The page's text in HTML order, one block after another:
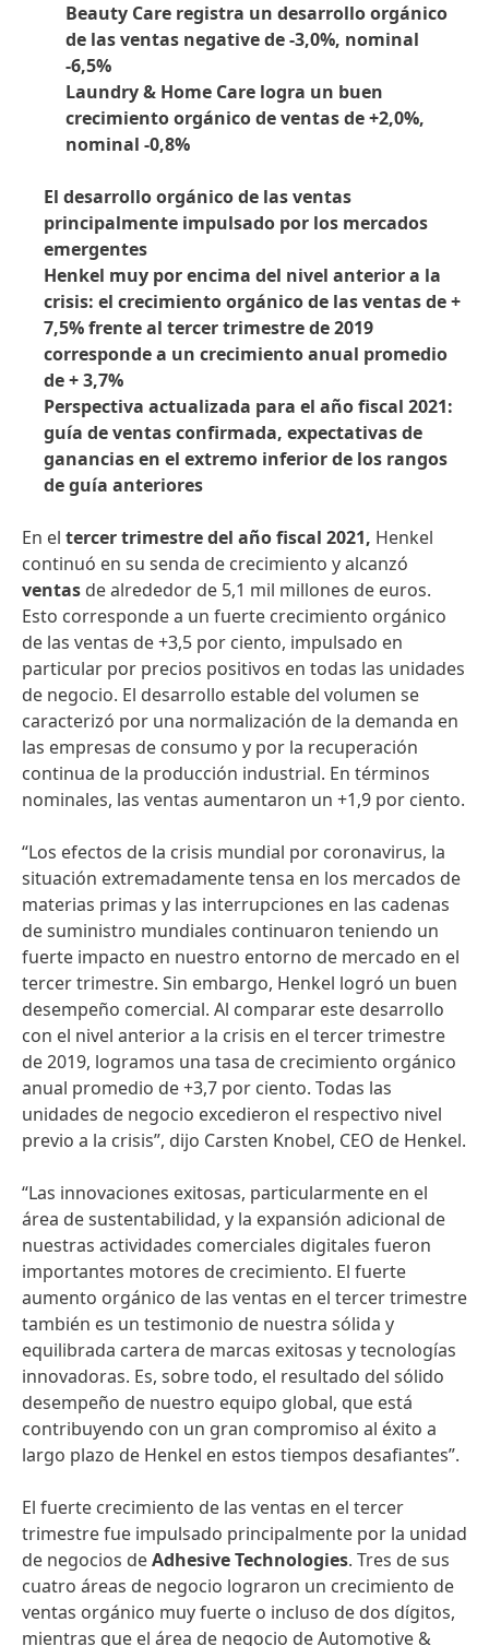
Beauty Care registra un desarrollo orgánico
de las ventas negative de -3,0%, nominal
-6,5%
Laundry & Home Care logra un buen
crecimiento orgánico de ventas de +2,0%,
nominal -0,8%
El desarrollo orgánico de las ventas
principalmente impulsado por los mercados
emergentes
Henkel muy por encima del nivel anterior a la
crisis: el crecimiento orgánico de las ventas de +
7,5% frente al tercer trimestre de 2019
corresponde a un crecimiento anual promedio
de + 3,7%
Perspectiva actualizada para el año fiscal 2021:
guía de ventas confirmada, expectativas de
ganancias en el extremo inferior de los rangos
de guía anteriores
En el tercer trimestre del año fiscal 2021, Henkel
continuó en su senda de crecimiento y alcanzó
ventas de alrededor de 5,1 mil millones de euros.
Esto corresponde a un fuerte crecimiento orgánico
de las ventas de +3,5 por ciento, impulsado en
particular por precios positivos en todas las unidades
de negocio. El desarrollo estable del volumen se
caracterizó por una normalización de la demanda en
las empresas de consumo y por la recuperación
continua de la producción industrial. En términos
nominales, las ventas aumentaron un +1,9 por ciento.
“Los efectos de la crisis mundial por coronavirus, la
situación extremadamente tensa en los mercados de
materias primas y las interrupciones en las cadenas
de suministro mundiales continuaron teniendo un
fuerte impacto en nuestro entorno de mercado en el
tercer trimestre. Sin embargo, Henkel logró un buen
desempeño comercial. Al comparar este desarrollo
con el nivel anterior a la crisis en el tercer trimestre
de 2019, logramos una tasa de crecimiento orgánico
anual promedio de +3,7 por ciento. Todas las
unidades de negocio excedieron el respectivo nivel
previo a la crisis”, dijo Carsten Knobel, CEO de Henkel.
“Las innovaciones exitosas, particularmente en el
área de sustentabilidad, y la expansión adicional de
nuestras actividades comerciales digitales fueron
importantes motores de crecimiento. El fuerte
aumento orgánico de las ventas en el tercer trimestre
también es un testimonio de nuestra sólida y
equilibrada cartera de marcas exitosas y tecnologías
innovadoras. Es, sobre todo, el resultado del sólido
desempeño de nuestro equipo global, que está
contribuyendo con un gran compromiso al éxito a
largo plazo de Henkel en estos tiempos desafiantes”.
El fuerte crecimiento de las ventas en el tercer
trimestre fue impulsado principalmente por la unidad
de negocios deAdhesive Technologies. Tres de sus
cuatro áreas de negocio lograron un crecimiento de
ventas orgánico muy fuerte o incluso de dos dígitos,
mientras que el área de negocio de Automotive &